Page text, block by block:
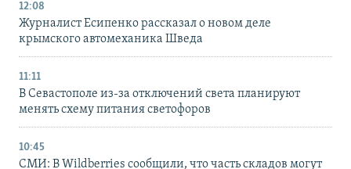
12:08
Журналист Есипенко рассказал о новом деле
крымского автомеханика Шведа
11:11
В Севастополе из-за отключений света планируют
менять схему питания светофоров
10:45
СМИ: В Wildberries сообщили, что часть складов могут